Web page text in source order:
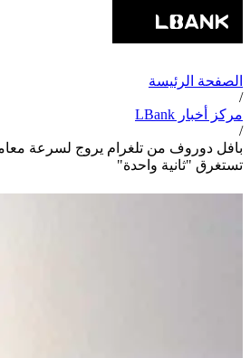
الصفحة الرئيسة
/
مركز أخبار LBank
/
تستغرق "ثانية واحدة"